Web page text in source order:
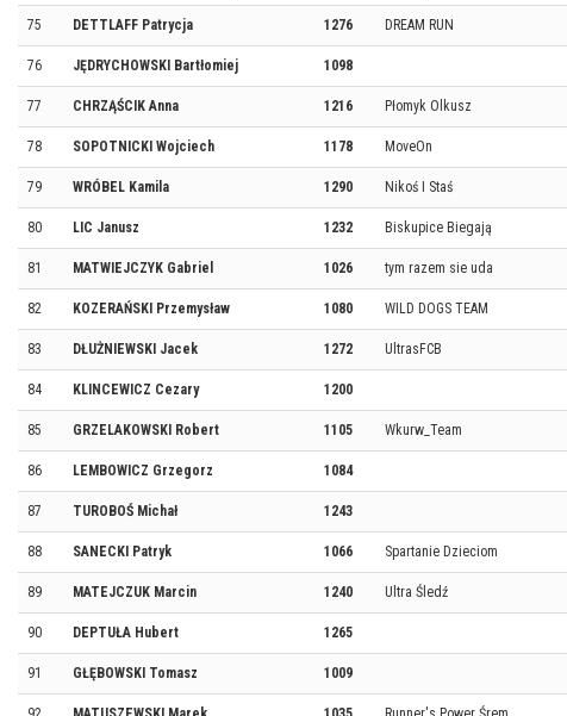
75 DETTLAFF Patrycja 1276 DREAM RUN
76 JĘDRYCHOWSKI Bartłomiej 1098
77 CHRZĄŚCIK Anna 1216 Płomyk Olkusz
78 SOPOTNICKI Wojciech 1178 MoveOn
79 WRÓBEL Kamila 1290 Nikoś I Staś
80 LIC Janusz 1232 Biskupice Biegają
81 MATWIEJCZYK Gabriel 1026 tym razem sie uda
82 KOZERAŃSKI Przemysław 1080 WILD DOGS TEAM
83 DŁUŻNIEWSKI Jacek 1272 UltrasFCB
84 KLINCEWICZ Cezary 1200
85 GRZELAKOWSKI Robert 1105 Wkurw_Team
86 LEMBOWICZ Grzegorz 1084
87 TUROBOŚ Michał 1243
88 SANECKI Patryk 1066 Spartanie Dzieciom
89 MATEJCZUK Marcin 1240 Ultra Śledź
90 DEPTUŁA Hubert 1265
91 GŁĘBOWSKI Tomasz 1009